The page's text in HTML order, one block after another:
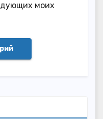
моих